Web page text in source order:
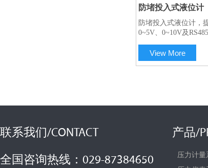
扫码咨询工
防堵投入式液位计
防堵投入式液位计，
0~5V、0~10V及
用于-10°C至50°C的工
View More
联系我们/CONTACT
全国咨询热线：029-87384650
产品/
压力计量